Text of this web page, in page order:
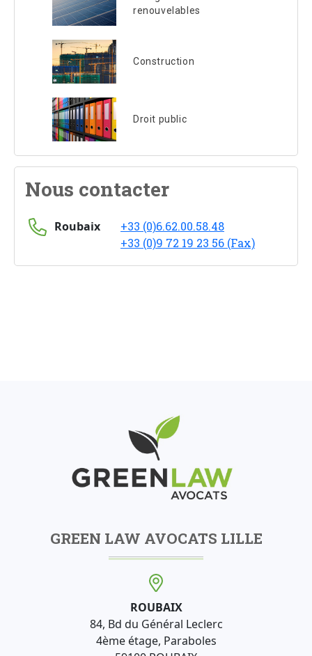
renouvelables
Construction
Droit public
Nous contacter
Roubaix
+33 (0)6.62.00.58.48
+33 (0)9 72 19 23 56 (Fax)
GREEN LAW AVOCATS LILLE
ROUBAIX
84, Bd du Général Leclerc
4ème étage, Paraboles